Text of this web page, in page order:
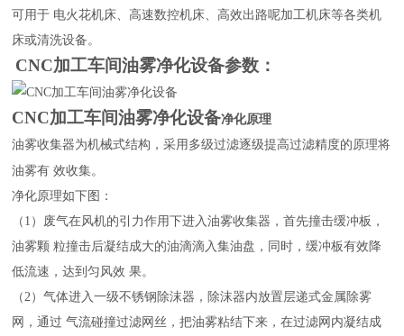
可用于 电火花机床、高速数控机床、高效出路呢加工机床等各类机
床或清洗设备。
CNC加工车间油雾净化设备参数：
CNC加工车间油雾净化设备净化原理
油雾收集器为机械式结构，采用多级过滤逐级提高过滤精度的原理将
油雾有 效收集。
净化原理如下图：
（ 1）废气在风机的引力作用下进入油雾收集器，首先撞击缓冲板，
油雾颗 粒撞击后凝结成大的油滴滴入集油盘，同时，缓冲板有效降
低流速，达到匀风效 果。
（2）气体进入一级不锈钢除沫器，除沫器内放置层递式金属除雾
网，通过 气流碰撞过滤网丝，把油雾粘结下来，在过滤网内凝结成